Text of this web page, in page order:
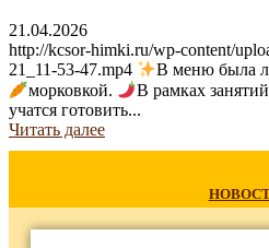
21.04.2026
http://kcsor-himki.ru/wp-content/
21_11-53-47.mp4
В меню была
морковкой.
В рамках
учатся готовить...
Читать далее